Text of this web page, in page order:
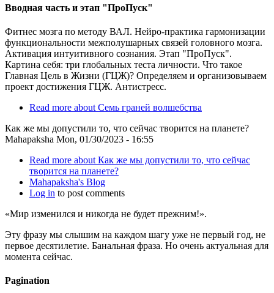
Вводная часть и этап "ПроПуск"
Фитнес мозга по методу ВАЛ. Нейро-практика гармонизации
функциональности межполушарных связей головного мозга.
Активация интуитивного сознания. Этап "ПроПуск".
Картина себя: три глобальных теста личности. Что такое
Главная Цель в Жизни (ГЦЖ)? Определяем и организовываем
проект достижения ГЦЖ. Антистресс.
Read more about Семь граней волшебства
Как же мы допустили то, что сейчас творится на планете?
Mahapaksha Mon, 01/30/2023 - 16:55
Read more about Как же мы допустили то, что сейчас
творится на планете?
Mahapaksha's Blog
Log in to post comments
«Мир изменился и никогда не будет прежним!».
Эту фразу мы слышим на каждом шагу уже не первый год, не
первое десятилетие. Банальная фраза. Но очень актуальная для
момента сейчас.
Pagination